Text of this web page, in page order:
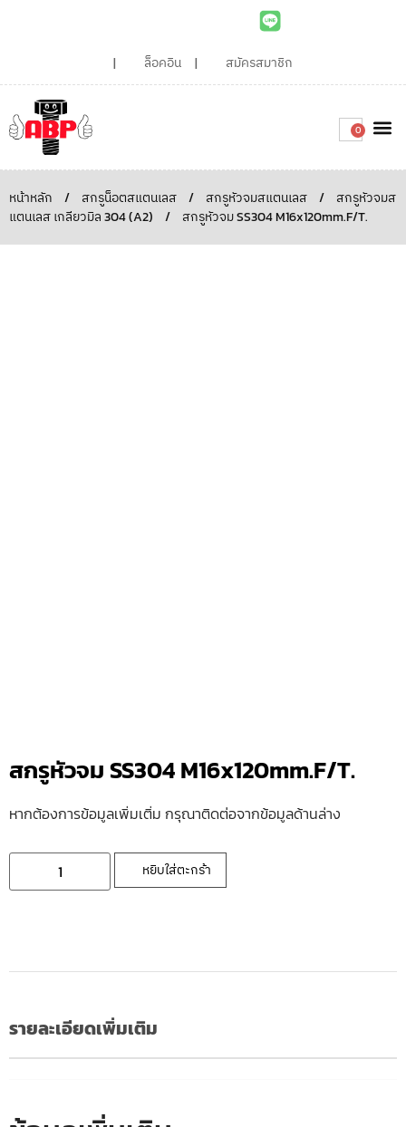
ล็อคอิน สมัครสมาชิก
0
หน้าหลัก / สกรูน็อตสแตนเลส / สกรูหัวจมสแตนเลส /
สกรูหัวจมส
แตนเลส เกลียวมิล 304 (A2)
/ สกรูหัวจม SS304 M16x120mm.F/T.
สกรูหัวจม SS304 M16x120mm.F/T.
หากต้องการข้อมูลเพิ่มเติ่ม กรุณาติดต่อจากข้อมูลด้านล่าง
หยิบใส่ตะกร้า
รายละเอียดเพิ่มเติม